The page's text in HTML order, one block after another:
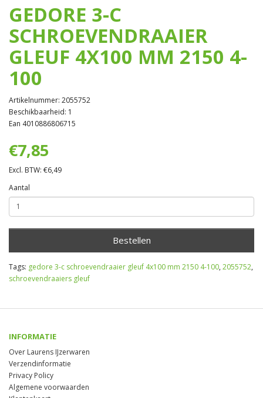
GEDORE 3-C
SCHROEVENDRAAIER
GLEUF 4X100 MM 2150 4-
100
Artikelnummer: 2055752
Beschikbaarheid: 1
Ean 4010886806715
€7,85
Excl. BTW: €6,49
Aantal
Bestellen
Tags: gedore 3-c schroevendraaier gleuf 4x100 mm 2150 4-100, 2055752,
schroevendraaiers gleuf
INFORMATIE
Over Laurens IJzerwaren
Verzendinformatie
Privacy Policy
Algemene voorwaarden